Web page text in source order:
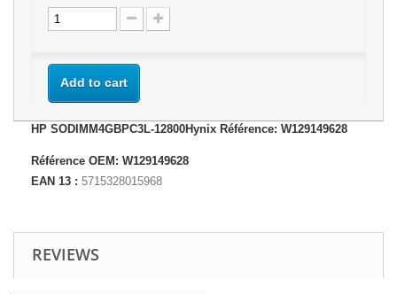
Add to cart
HP SODIMM4GBPC3L-12800Hynix Référence: W129149628
Référence OEM: W129149628
EAN 13 : 5715328015968
REVIEWS